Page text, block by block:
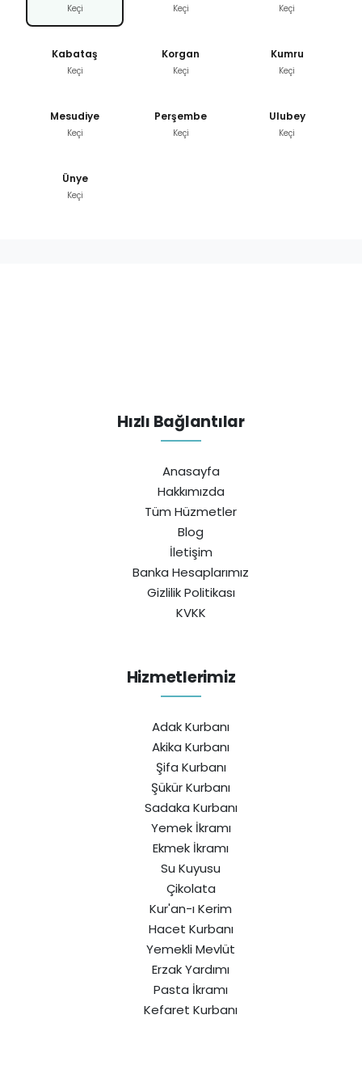
Keçi Keçi Keçi
Kabataş
Keçi
Korgan
Keçi
Kumru
Keçi
Mesudiye
Keçi
Perşembe
Keçi
Ulubey
Keçi
Ünye
Keçi
Hızlı Bağlantılar
Anasayfa
Hakkımızda
Tüm Hüzmetler
Blog
İletişim
Banka Hesaplarımız
Gizlilik Politikası
KVKK
Hizmetlerimiz
Adak Kurbanı
Akika Kurbanı
Şifa Kurbanı
Şükür Kurbanı
Sadaka Kurbanı
Yemek İkramı
Ekmek İkramı
Su Kuyusu
Çikolata
Kur'an-ı Kerim
Hacet Kurbanı
Yemekli Mevlüt
Erzak Yardımı
Pasta İkramı
Kefaret Kurbanı